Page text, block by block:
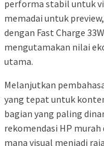
performa stabil untuk
memadai untuk
dengan Fast Charge
mengutamakan nilai
utama.
Melanjutkan
yang tepat untuk
bagian yang paling
rekomendasi HP
mana visual menjadi